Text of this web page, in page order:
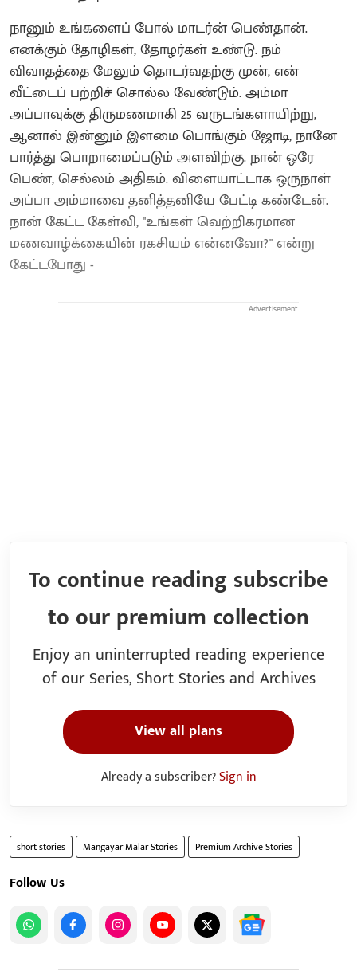
நானும் உங்களைப் போல் மாடர்ன் பெண்தான்.
எனக்கும் தோழிகள், தோழர்கள் உண்டு. நம்
விவாதத்தை மேலும் தொடர்வதற்கு முன், என்
வீட்டைப் பற்றிச் சொல்ல வேண்டும். அம்மா
அப்பாவுக்கு திருமணமாகி 25 வருடங்களாயிற்று,
ஆனால் இன்னும் இளமை பொங்கும் ஜோடி, நானே
பார்த்து பொறாமைப்படும் அளவிற்கு. நான் ஒரே
பெண், செல்லம் அதிகம். விளையாட்டாக ஒருநாள்
அப்பா அம்மாவை தனித்தனியே பேட்டி கண்டேன்.
நான் கேட்ட கேள்வி, "உங்கள் வெற்றிகரமான
மணவாழ்க்கையின் ரகசியம் என்னவோ?" என்று
கேட்டபோது -
Advertisement
To continue reading subscribe
to our premium collection
Enjoy an uninterrupted reading experience
of our Series, Short Stories and Archives
View all plans
Already a subscriber?Sign in
short stories Mangayar Malar Stories Premium Archive Stories
Follow Us